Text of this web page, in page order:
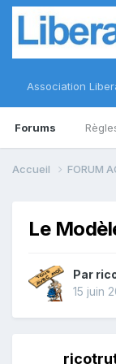
Association
Forums
Accueil FORUM
Le
Par
15 juin